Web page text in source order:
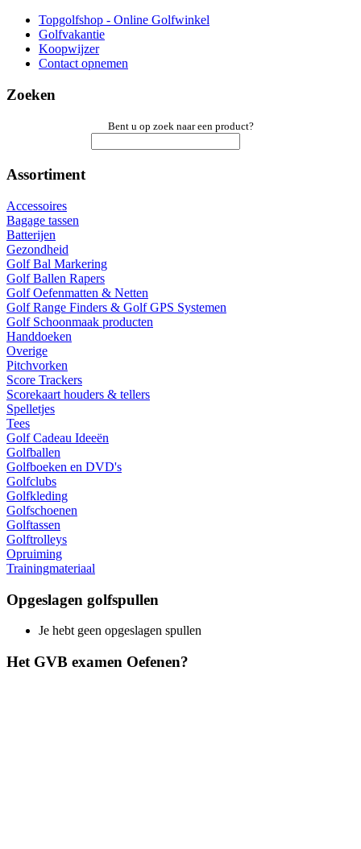
Topgolfshop - Online Golfwinkel
Golfvakantie
Koopwijzer
Contact opnemen
Zoeken
Bent u op zoek naar een product?
Assortiment
Accessoires
Bagage tassen
Batterijen
Gezondheid
Golf Bal Markering
Golf Ballen Rapers
Golf Oefenmatten & Netten
Golf Range Finders & Golf GPS Systemen
Golf Schoonmaak producten
Handdoeken
Overige
Pitchvorken
Score Trackers
Scorekaart houders & tellers
Spelletjes
Tees
Golf Cadeau Ideeën
Golfballen
Golfboeken en DVD's
Golfclubs
Golfkleding
Golfschoenen
Golftassen
Golftrolleys
Opruiming
Trainingmateriaal
Opgeslagen golfspullen
Je hebt geen opgeslagen spullen
Het GVB examen Oefenen?